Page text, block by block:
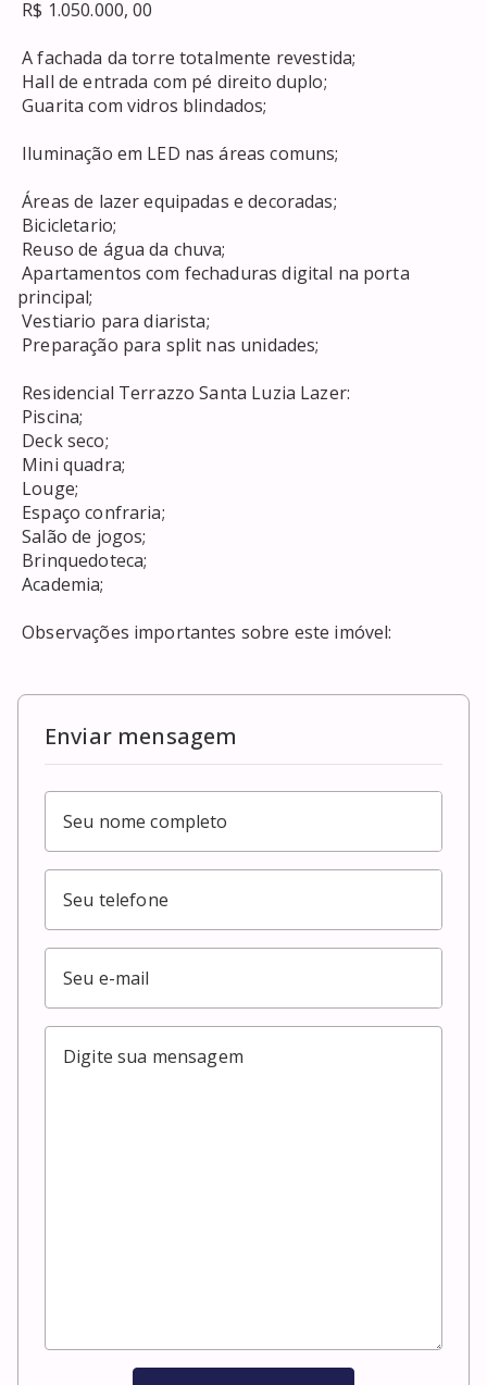
A fachada da torre totalmente revestida;
Guarita com vidros blindados;
Áreas de lazer equipadas e decoradas;
Apartamentos com fechaduras digital na porta
principal;
Vestiario para diarista;
Salão de jogos;
Academia;
Observações importantes sobre este imóvel:
Enviar mensagem